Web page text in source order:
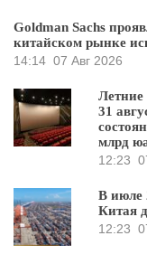
Goldman Sachs
китайском рынке
14:14 07 Авг 2026
Летние
31
млрд
12:23
В июле
Китая
12:23